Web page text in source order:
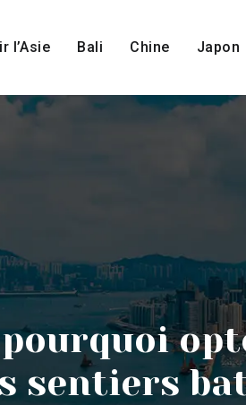
l’Asie Bali Chine Japon
pourquoi
sentiers